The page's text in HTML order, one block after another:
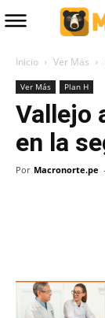
Inicio Ver Más
Ver Más Plan H
Vallejo
en la
Por Macronorte.pe -